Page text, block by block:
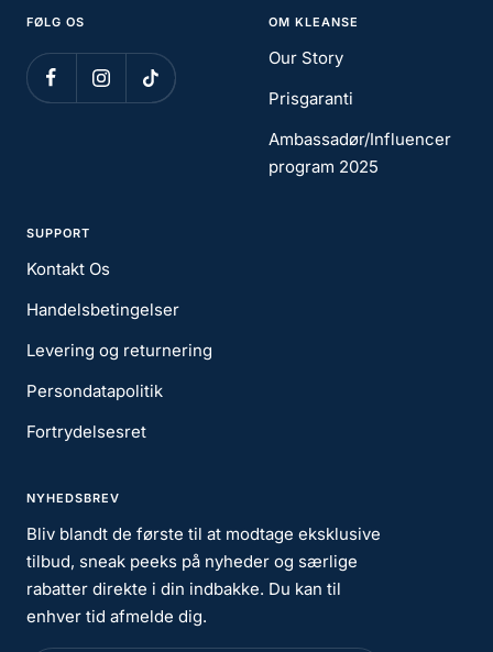
FØLG OS OM KLEANSE
Our Story
Prisgaranti
Ambassadør/Influencer
program 2025
SUPPORT
Kontakt Os
Handelsbetingelser
Levering og returnering
Persondatapolitik
Fortrydelsesret
NYHEDSBREV
Bliv blandt de første til at modtage eksklusive
tilbud, sneak peeks på nyheder og særlige
rabatter direkte i din indbakke. Du kan til
enhver tid afmelde dig.